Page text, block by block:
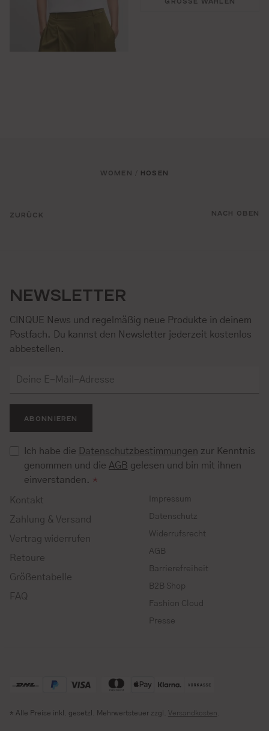
ZURÜCK
WOMEN HOSEN
NACH OBEN
NEWSLETTER
CINQUE News und regelmäßig neue Produkte in deinem
Postfach. Du kannst den Newsletter jederzeit kostenlos
abbestellen.
ABONNIEREN
Ich habe die Datenschutzbestimmungen zur Kenntnis
genommen und die AGB gelesen und bin mit ihnen
einverstanden. *
Kontakt
Zahlung & Versand
Vertrag widerrufen
Retoure
Größentabelle
FAQ
Impressum
Datenschutz
Widerrufsrecht
AGB
Barrierefreiheit
B2B Shop
Fashion Cloud
Presse
* Alle Preise inkl. gesetzl. Mehrwertsteuer zzgl. Versandkosten